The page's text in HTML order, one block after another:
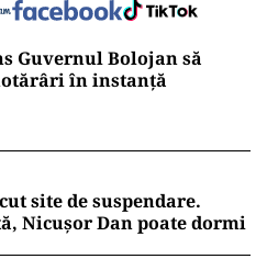
Guvernul Bolojan să
în instanță
site de suspendare.
Nicușor Dan poate dormi